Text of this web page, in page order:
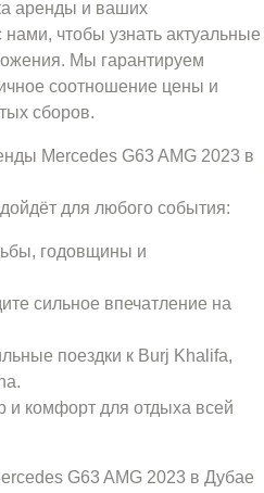
аренды и ваших
чтобы узнать актуальные
Мы гарантируем
соотношение цены и
сборов.
Mercedes G63 AMG 2023 в
для любого события:
годовщины и
сильное впечатление на
поездки к Burj Khalifa,
и комфорт для отдыха всей
G63 AMG 2023 в Дубае